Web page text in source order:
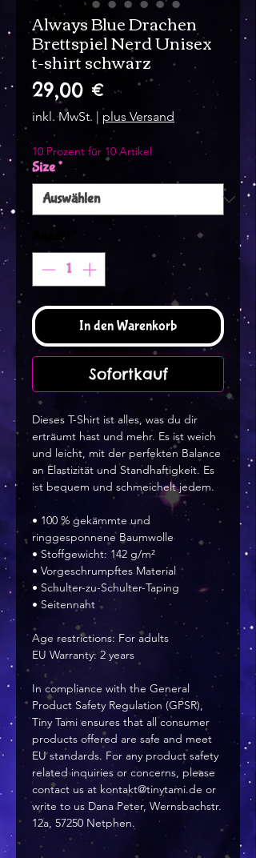
Always Blue Drachen
Brettspiel Nerd Unisex
t-shirt schwarz
29,00 €Preis
inkl. MwSt. | plus Versand
10 Prozent für 10 Artikel
Size*
Anzahl
In den Warenkorb
Sofortkauf
Dieses T-Shirt ist alles, was du dir
erträumt hast und mehr. Es ist weich
und leicht, mit der perfekten Balance
an Elastizität und Standhaftigkeit. Es
ist bequem und schmeichelt jedem.
• 100 % gekämmte und
ringgesponnene Baumwolle
• Stoffgewicht: 142 g/m²
• Vorgeschrumpftes Material
• Schulter-zu-Schulter-Taping
• Seitennaht
Age restrictions: For adults
EU Warranty: 2 years
In compliance with the General
Tiny Tami ensures that all consumer
products offered are safe and meet
EU standards. For any product safety
related inquiries or concerns, please
contact us at kontakt@tinytami.de or
write to us Dana Peter, Wernsbachstr.
12a, 57250 Netphen.